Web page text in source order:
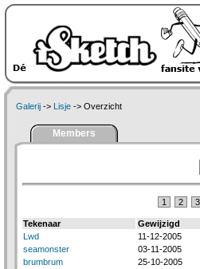
Galerij -> Lisje -> Overzicht
Members
1 2 3
Tekenaar Gewijzigd
Lwd
11-12-2005
seamonster
03-11-2005
brumbrum
25-10-2005